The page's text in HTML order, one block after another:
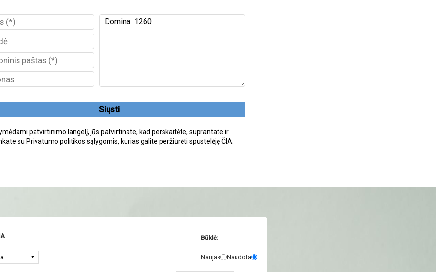
Siųsti
patvirtinimo langelį, jūs patvirtinate, kad perskaitėte, suprantate ir
su Privatumo politikos sąlygomis, kurias galite peržiūrėti spustelėję ČIA.
Būklė:
Naujas Naudota